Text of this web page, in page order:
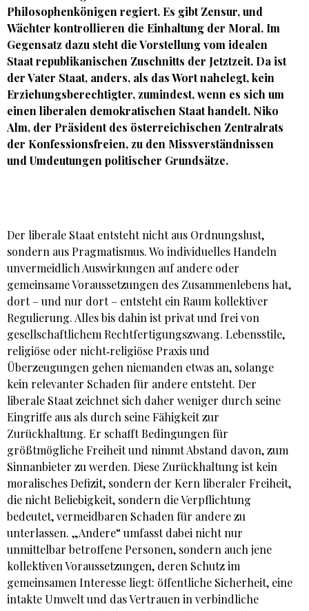
Philosophenkönigen regiert. Es gibt Zensur, und
Wächter kontrollieren die Einhaltung der Moral. Im
Gegensatz dazu steht die Vorstellung vom idealen
Staat republikanischen Zuschnitts der Jetztzeit. Da ist
der Vater Staat, anders, als das Wort nahelegt, kein
Erziehungsberechtigter, zumindest, wenn es sich um
einen liberalen demokratischen Staat handelt. Niko
Alm, der Präsident des österreichischen Zentralrats
der Konfessionsfreien, zu den Missverständnissen
und Umdeutungen politischer Grundsätze.
Der liberale Staat entsteht nicht aus Ordnungslust,
sondern aus Pragmatismus. Wo individuelles Handeln
unvermeidlich Auswirkungen auf andere oder
gemeinsame Voraussetzungen des Zusammenlebens hat,
dort – und nur dort – entsteht ein Raum kollektiver
Regulierung. Alles bis dahin ist privat und frei von
gesellschaftlichem Rechtfertigungszwang. Lebensstile,
religiöse oder nicht‑religiöse Praxis und
Überzeugungen gehen niemanden etwas an, solange
kein relevanter Schaden für andere entsteht. Der
liberale Staat zeichnet sich daher weniger durch seine
Eingriffe aus als durch seine Fähigkeit zur
Zurückhaltung. Er schafft Bedingungen für
größtmögliche Freiheit und nimmt Abstand davon, zum
Sinnanbieter zu werden. Diese Zurückhaltung ist kein
moralisches Defizit, sondern der Kern liberaler Freiheit,
die nicht Beliebigkeit, sondern die Verpflichtung
bedeutet, vermeidbaren Schaden für andere zu
unterlassen. „Andere“ umfasst dabei nicht nur
unmittelbar betroffene Personen, sondern auch jene
kollektiven Voraussetzungen, deren Schutz im
gemeinsamen Interesse liegt: öffentliche Sicherheit, eine
intakte Umwelt und das Vertrauen in verbindliche